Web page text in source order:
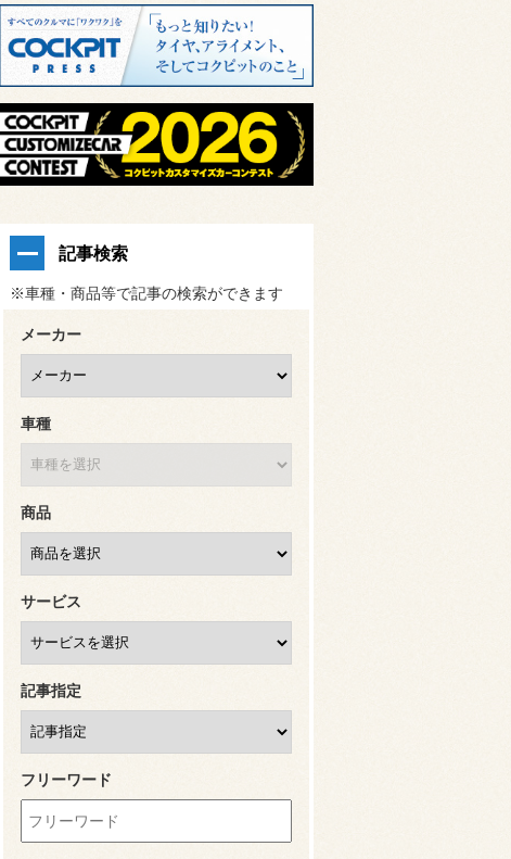
記事検索
※車種・商品等で記事の検索ができます
メーカー
車種
商品
サービス
記事指定
フリーワード